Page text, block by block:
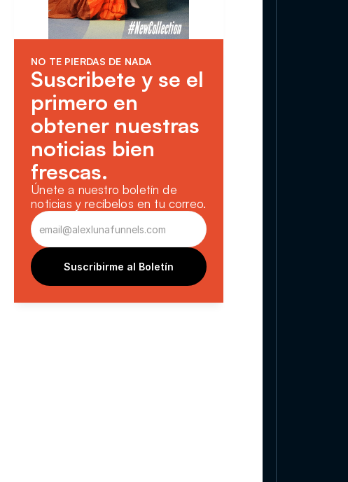
NO TE PIERDAS DE NADA
Suscribete y se el
primero en
obtener nuestras
noticias bien
frescas.
Únete a nuestro boletín de
noticias y recíbelos en tu correo.
Suscribirme al Boletín